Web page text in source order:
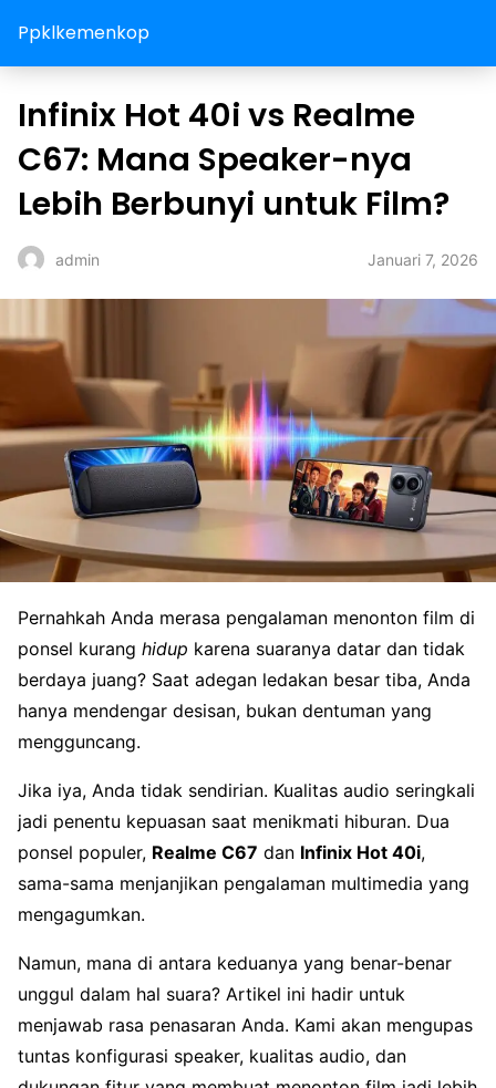
Ppklkemenkop
Infinix Hot 40i vs Realme
C67: Mana Speaker-nya
Lebih Berbunyi untuk Film?
admin Januari 7, 2026
Pernahkah Anda merasa pengalaman menonton film di
ponsel kurang hidup karena suaranya datar dan tidak
berdaya juang? Saat adegan ledakan besar tiba, Anda
hanya mendengar desisan, bukan dentuman yang
mengguncang.
Jika iya, Anda tidak sendirian. Kualitas audio seringkali
jadi penentu kepuasan saat menikmati hiburan. Dua
ponsel populer, Realme C67 dan Infinix Hot 40i,
sama-sama menjanjikan pengalaman multimedia yang
mengagumkan.
Namun, mana di antara keduanya yang benar-benar
unggul dalam hal suara? Artikel ini hadir untuk
menjawab rasa penasaran Anda. Kami akan mengupas
tuntas konfigurasi speaker, kualitas audio, dan